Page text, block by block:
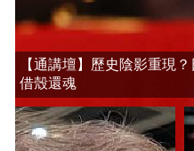
【通講壇】歷史陰影重現
借殼還魂